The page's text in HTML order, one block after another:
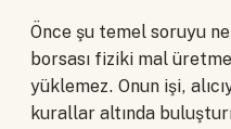
Önce şu temel soruyu
borsası fiziki mal
yüklemez. Onun işi,
kurallar altında